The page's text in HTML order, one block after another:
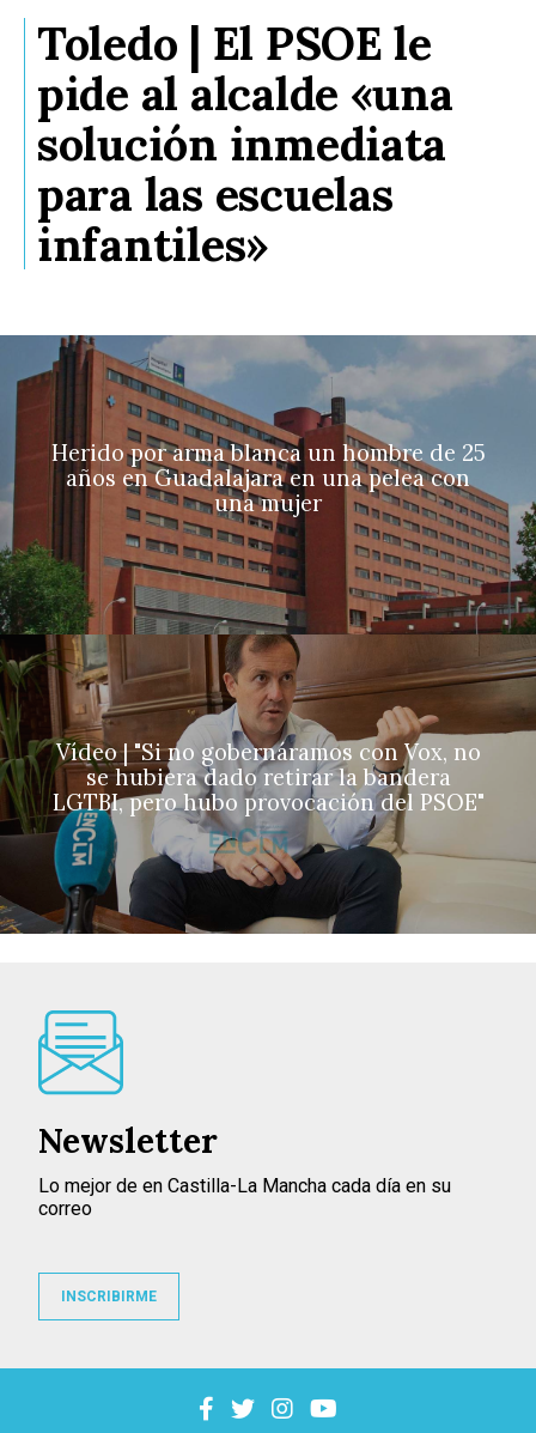
Toledo | El PSOE le
pide al alcalde «una
solución inmediata
para las escuelas
infantiles»
Herido por arma blanca un hombre de 25
años en Guadalajara en una pelea con
una mujer
Vídeo | "Si no gobernáramos con Vox, no
se hubiera dado retirar la bandera
LGTBI, pero hubo provocación del PSOE"
Newsletter
Lo mejor de en Castilla-La Mancha cada día en su
correo
INSCRIBIRME